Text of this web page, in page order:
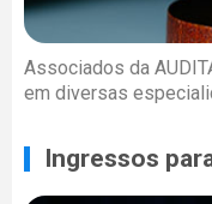
Associados da
em diversas
Ingressos